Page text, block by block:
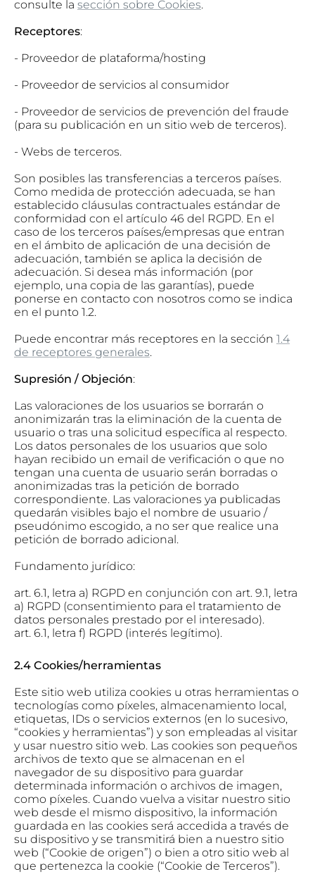
consulte la sección sobre Cookies.
Receptores:
- Proveedor de plataforma/hosting
- Proveedor de servicios al consumidor
- Proveedor de servicios de prevención del fraude
(para su publicación en un sitio web de terceros).
- Webs de terceros.
Son posibles las transferencias a terceros países.
Como medida de protección adecuada, se han
establecido cláusulas contractuales estándar de
conformidad con el artículo 46 del RGPD. En el
caso de los terceros países/empresas que entran
en el ámbito de aplicación de una decisión de
adecuación, también se aplica la decisión de
adecuación. Si desea más información (por
ejemplo, una copia de las garantías), puede
ponerse en contacto con nosotros como se indica
en el punto 1.2.
Puede encontrar más receptores en la sección 1.4
de receptores generales.
Supresión / Objeción:
Las valoraciones de los usuarios se borrarán o
anonimizarán tras la eliminación de la cuenta de
usuario o tras una solicitud específica al respecto.
Los datos personales de los usuarios que solo
hayan recibido un email de verificación o que no
tengan una cuenta de usuario serán borradas o
anonimizadas tras la petición de borrado
correspondiente. Las valoraciones ya publicadas
quedarán visibles bajo el nombre de usuario /
pseudónimo escogido, a no ser que realice una
petición de borrado adicional.
Fundamento jurídico:
art. 6.1, letra a) RGPD en conjunción con art. 9.1, letra
a) RGPD (consentimiento para el tratamiento de
datos personales prestado por el interesado).
art. 6.1, letra f) RGPD (interés legítimo).
2.4 Cookies/herramientas
Este sitio web utiliza cookies u otras herramientas o
tecnologías como píxeles, almacenamiento local,
etiquetas, IDs o servicios externos (en lo sucesivo,
“cookies y herramientas”) y son empleadas al visitar
y usar nuestro sitio web. Las cookies son pequeños
archivos de texto que se almacenan en el
navegador de su dispositivo para guardar
determinada información o archivos de imagen,
como píxeles. Cuando vuelva a visitar nuestro sitio
web desde el mismo dispositivo, la información
guardada en las cookies será accedida a través de
su dispositivo y se transmitirá bien a nuestro sitio
web (“Cookie de origen”) o bien a otro sitio web al
que pertenezca la cookie (“Cookie de Terceros”).